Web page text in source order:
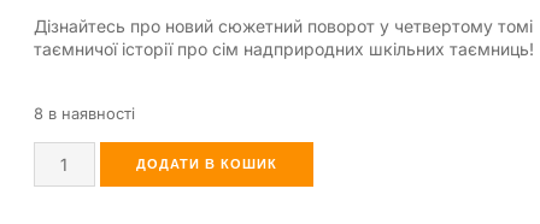
Дізнайтесь про новий сюжетний поворот у четвертому томі
таємничої історії про сім надприродних шкільних таємниць!
8 в наявності
ДОДАТИ В КОШИК